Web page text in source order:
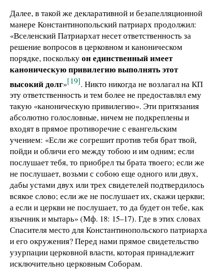
Далее, в такой же декларативной и безапелляционной
манере Константинопольский патриарх продолжил:
«Вселенский Патриархат несет ответственность за
решение вопросов в церковном и каноническом
порядке, посколькуон единственный имеет
каноническую привилегию выполнять этот
высокий долг»[19]. Никто никогда не возлагал на КП
эту ответственность и тем более не предоставлял ему
такую «каноническую привилегию». Эти притязания
абсолютно голословные, ничем не подкреплены и
входят в прямое противоречие с евангельским
учением: «Если же согрешит против тебя брат твой,
пойди и обличи его между тобою и им одним; если
послушает тебя, то приобрел ты брата твоего; если же
не послушает, возьми с собою еще одного или двух,
дабы устами двух или трех свидетелей подтвердилось
всякое слово; если же не послушает их, скажи церкви;
а если и церкви не послушает, то да будет он тебе, как
язычник и мытарь» (Мф. 18: 15–17). Где в этих словах
Спасителя место для Константинопольского патриарха
и его окружения? Перед нами прямое свидетельство
узурпации церковной власти, которая принадлежит
исключительно церковным Соборам.